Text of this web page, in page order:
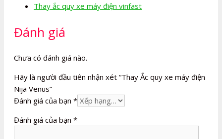
Thay ắc quy xe máy điện vinfast
Đánh giá
Chưa có đánh giá nào.
Hãy là người đầu tiên nhận xét “Thay Ắc quy xe máy điện
Nija Venus”
Đánh giá của bạn *
Đánh giá của bạn *